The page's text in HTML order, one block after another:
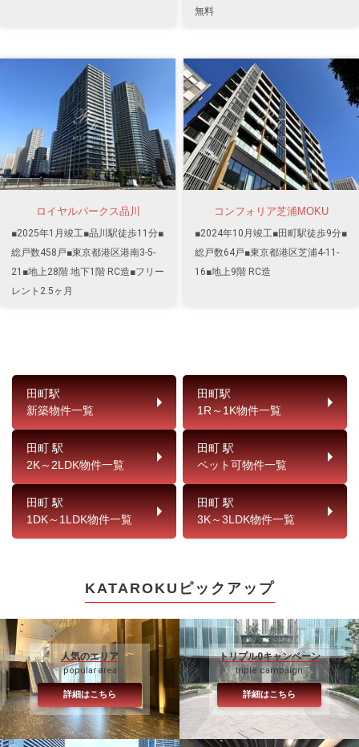
無料
ロイヤルパークス品川
■2025年1月竣工■品川駅徒歩11分■
総戸数458戸■東京都港区港南3-5-
21■地上28階 地下1階 RC造■フリー
レント2.5ヶ月
コンフォリア芝浦MOKU
■2024年10月竣工■田町駅徒歩9分■
総戸数64戸■東京都港区芝浦4-11-
16■地上9階 RC造
田町駅
新築物件一覧
田町駅
1R～1K物件一覧
田町 駅
2K～2LDK物件一覧
田町 駅
ペット可物件一覧
田町 駅
1DK～1LDK物件一覧
田町 駅
3K～3LDK物件一覧
KATAROKUピックアップ
人気のエリア
popular area
詳細はこちら
トリプル0キャンペーン
triple campaign
詳細はこちら